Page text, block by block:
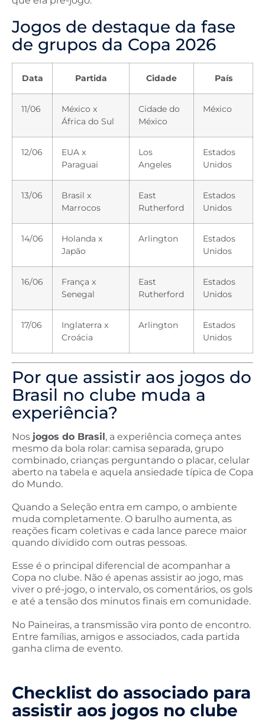
Jogos de destaque da fase
de grupos da Copa 2026
Data Partida Cidade País
11/06
México x
África do Sul
Cidade do
México
México
12/06
EUA x
Paraguai
Los
Angeles
Estados
Unidos
13/06
Brasil x
Marrocos
East
Rutherford
Estados
Unidos
14/06
Holanda x
Japão
Arlington
Estados
Unidos
16/06
França x
Senegal
East
Rutherford
Estados
Unidos
17/06
Inglaterra x
Croácia
Arlington
Estados
Unidos
Por que assistir aos jogos do
Brasil no clube muda a
experiência?
Nos jogos do Brasil, a experiência começa antes
mesmo da bola rolar: camisa separada, grupo
combinado, crianças perguntando o placar, celular
aberto na tabela e aquela ansiedade típica de Copa
do Mundo.
Quando a Seleção entra em campo, o ambiente
muda completamente. O barulho aumenta, as
reações ficam coletivas e cada lance parece maior
quando dividido com outras pessoas.
Esse é o principal diferencial de acompanhar a
Copa no clube. Não é apenas assistir ao jogo, mas
viver o pré-jogo, o intervalo, os comentários, os gols
e até a tensão dos minutos finais em comunidade.
No Paineiras, a transmissão vira ponto de encontro.
Entre famílias, amigos e associados, cada partida
ganha clima de evento.
Checklist do associado para
assistir aos jogos no clube